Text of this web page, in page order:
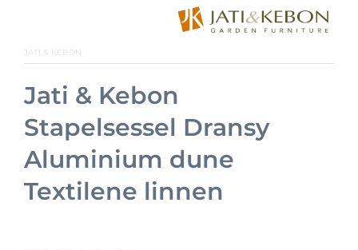
JATI & KEBON
Jati & Kebon
Stapelsessel Dransy
Aluminium dune
Textilene linnen